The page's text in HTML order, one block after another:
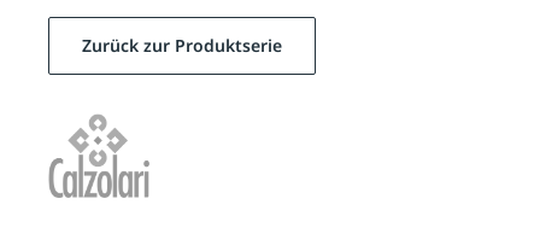
Zurück zur Produktserie